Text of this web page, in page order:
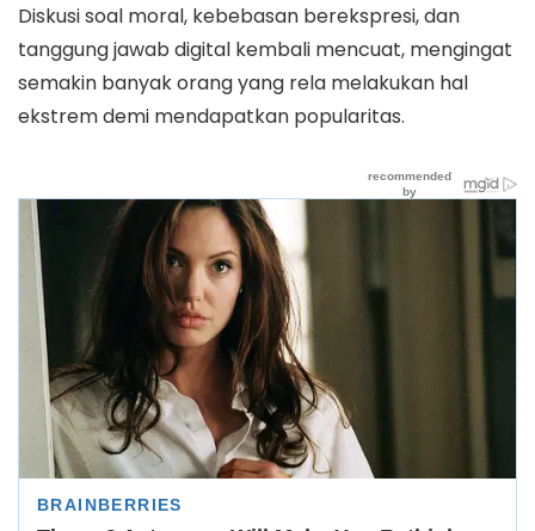
Diskusi soal moral, kebebasan berekspresi, dan
tanggung jawab digital kembali mencuat, mengingat
semakin banyak orang yang rela melakukan hal
ekstrem demi mendapatkan popularitas.